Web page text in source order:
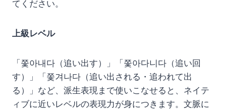
てください。
上級レベル
「쫓아내다（追い出す）」「쫓아다니다（追い回
す）」「쫓겨나다（追い出される・追われて出
る）」など、派生表現まで使いこなせると、ネイテ
ィブに近いレベルの表現力が身につきます。文脈に